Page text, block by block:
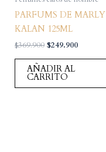
PARFUMS DE
KALAN 125ML
$369.900 El
original
era:
$249.900El
AÑADIR AL
CARRITO